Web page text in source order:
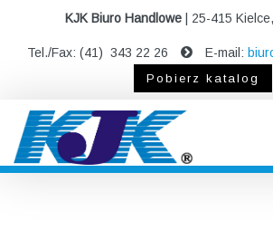
KJK Biuro Handlowe| 25-415
Tel./Fax: (41) 343 22 26 E-mail:
Pobierz katalog